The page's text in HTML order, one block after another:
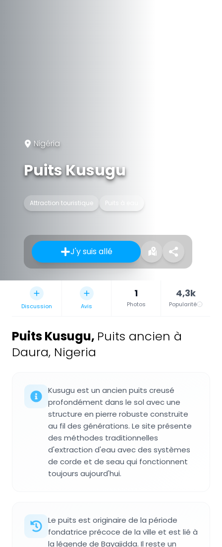
Nigéria
Puits Kusugu
Attraction touristique Puits à eau
J'y suis allé
Discussion Avis
1
Photos
4,3k
Popularité
Puits Kusugu, Puits ancien à
Daura, Nigeria
Kusugu est un ancien puits creusé
profondément dans le sol avec une
structure en pierre robuste construite
au fil des générations. Le site présente
des méthodes traditionnelles
d'extraction d'eau avec des systèmes
de corde et de seau qui fonctionnent
toujours aujourd'hui.
Le puits est originaire de la période
fondatrice précoce de la ville et est lié à
la légende de Bayajidda. Il reste un